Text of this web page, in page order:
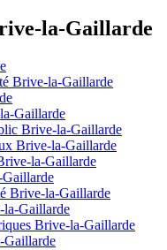
la-Gaillarde
Brive-la-Gaillarde
Gaillarde
Brive-la-Gaillarde
Brive-la-Gaillarde
la-Gaillarde
Brive-la-Gaillarde
Gaillarde
Brive-la-Gaillarde
Gaillarde